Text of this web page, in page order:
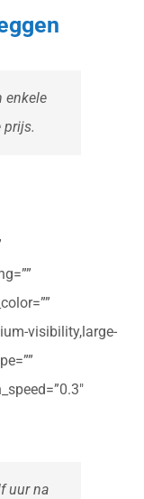
enkele
prijs.
visibility,large-
uur na